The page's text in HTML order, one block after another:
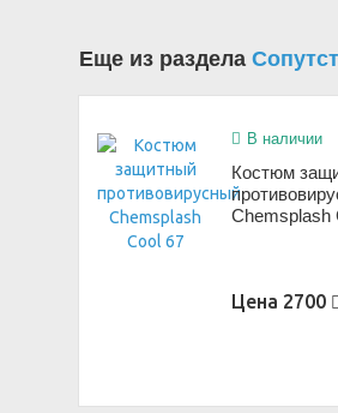
Еще из раздела
В наличии
Костюм
Chemsplash
Цена 2700